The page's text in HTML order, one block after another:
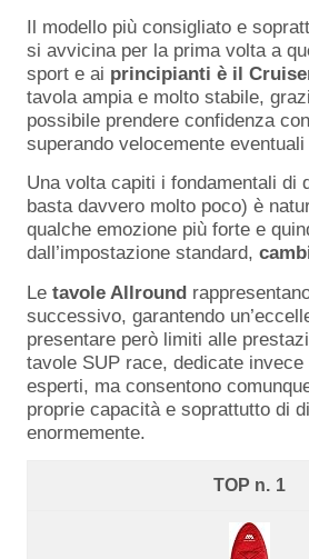
Il modello più consigliato e
si avvicina per la prima volta a
sport e ai principianti è il
tavola ampia e molto stabile,
possibile prendere confidenza
superando velocemente eventuali
Una volta capiti i fondamentali di
basta davvero molto poco) è
qualche emozione più forte e
dall’impostazione standard,
Le tavole Allround
successivo, garantendo
presentare però limiti alle
tavole SUP race, dedicate
esperti, ma consentono
proprie capacità e soprattutto di
enormemente.
1